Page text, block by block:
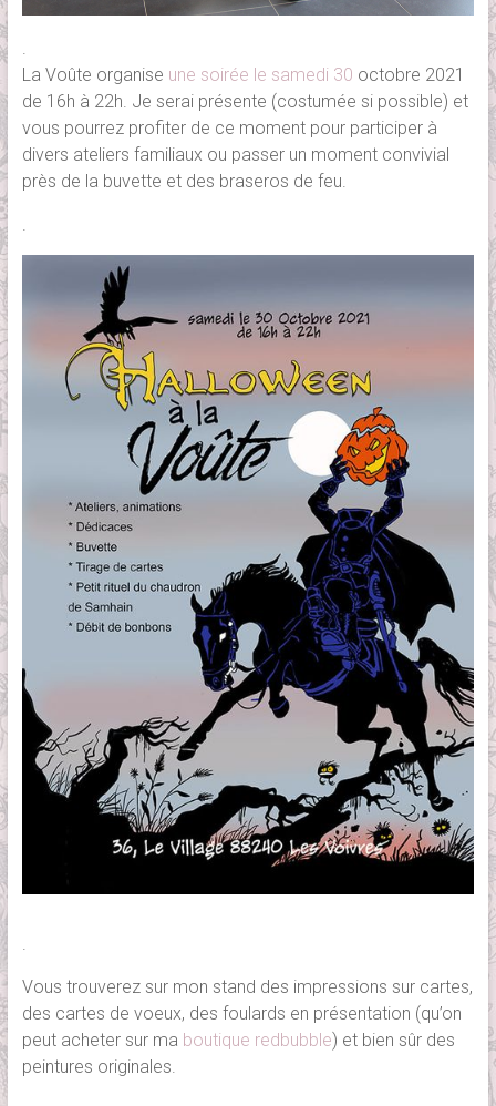
La Voûte organise une soirée le samedi 30 octobre 2021
de 16h à 22h. Je serai présente (costumée si possible) et
vous pourrez profiter de ce moment pour participer à
divers ateliers familiaux ou passer un moment convivial
près de la buvette et des braseros de feu.
.
Vous trouverez sur mon stand des impressions sur cartes,
des cartes de voeux, des foulards en présentation (qu’on
peut acheter sur ma boutique redbubble) et bien sûr des
peintures originales.